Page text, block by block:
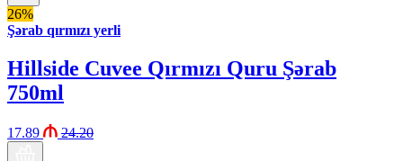
26%
Şərab qırmızı yerli
Hillside Cuvee Qırmızı Quru Şərab
750ml
17.89 24.20